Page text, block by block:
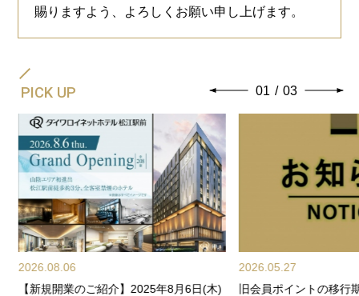
賜りますよう、よろしくお願い申し上げます。
PICK UP
2026.08.06
【新規開業のご紹介】2025年8月6日(木)
2026.05.27
旧会員ポイントの移行
01 / 03